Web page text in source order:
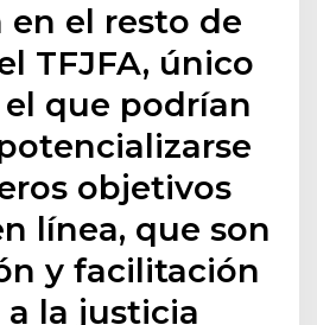
en el resto de
TFJFA, único
que podrían
objetivos
línea, que son
y facilitación
a la justicia